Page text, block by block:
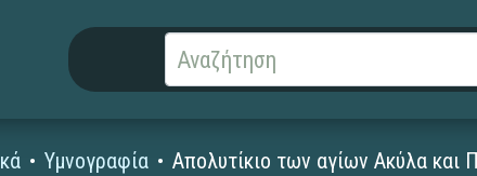
Υμνογραφία Απολυτίκιο των αγίων Ακύλα και